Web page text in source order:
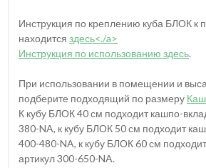
Инструкция по креплению куба БЛОК к
находится здесь<./a>
Инструкция по использованию здесь.
При использовании в помещении и
подберите подходящий по размеру
К кубу БЛОК 40 см подходит кашпо-
380-NA, к кубу БЛОК 50 см подходит
400-480-NA, к кубу БЛОК 60 см
артикул 300-650-NA.